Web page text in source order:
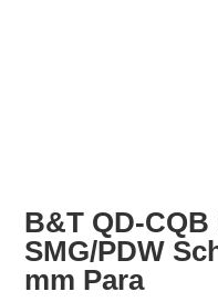
B&T QD-
SMG/PDW
mm Para